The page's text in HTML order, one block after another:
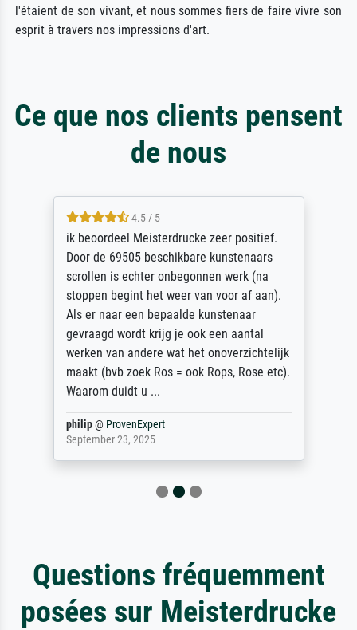
l'étaient de son vivant, et nous sommes fiers de faire vivre son
esprit à travers nos impressions d'art.
Ce que nos clients pensent
de nous
4.5 / 5
ik beoordeel Meisterdrucke zeer positief.
Door de 69505 beschikbare kunstenaars
scrollen is echter onbegonnen werk (na
stoppen begint het weer van voor af aan).
Als er naar een bepaalde kunstenaar
gevraagd wordt krijg je ook een aantal
werken van andere wat het onoverzichtelijk
maakt (bvb zoek Ros = ook Rops, Rose etc).
Waarom duidt u ...
philip@ ProvenExpert
September 23, 2025
Questions fréquemment
posées sur Meisterdrucke